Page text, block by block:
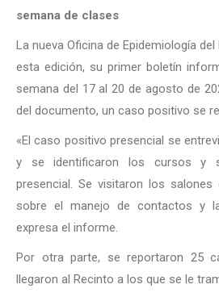
semana de clases
La nueva Oficina de Epidemiología
esta edición, su primer boletín
semana del 17 al 20 de agosto de
del documento, un caso positivo se
«El caso positivo presencial se
y se identificaron los cursos y
presencial. Se visitaron los
sobre el manejo de contactos y
expresa el informe.
Por otra parte, se reportaron 25
llegaron al Recinto a los que se le